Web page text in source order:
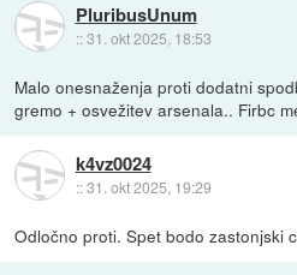
PluribusUnum
::31. okt 2025, 18:53
Malo onesnaženja proti dodatni
gremo + osvežitev arsenala.. Firbc
k4vz0024
::31. okt 2025, 19:29
Odločno proti. Spet bodo zastonjski